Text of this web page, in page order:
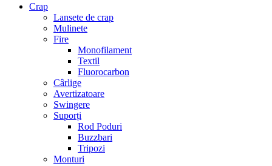
Crap
Lansete de crap
Mulinete
Fire
Monofilament
Textil
Fluorocarbon
Cârlige
Avertizatoare
Swingere
Suporți
Rod Poduri
Buzzbari
Tripozi
Monturi